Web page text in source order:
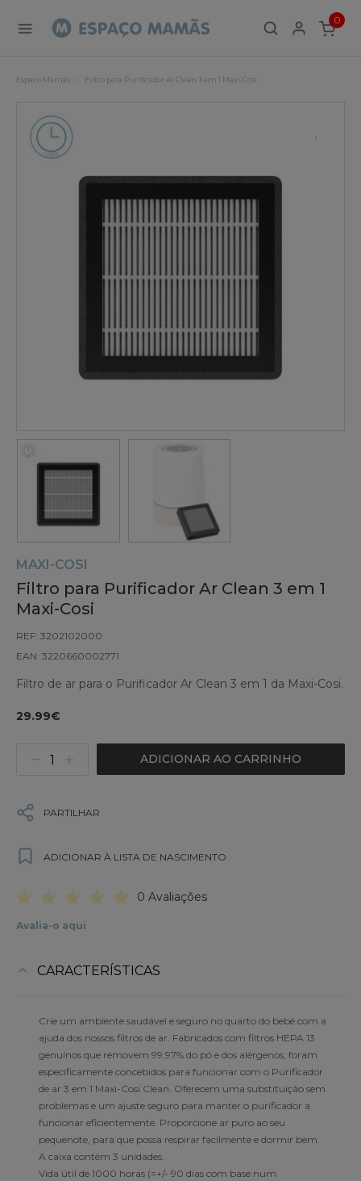
0
ITEMS
Espaço Mamãs Filtro para Purificador Ar Clean 3 em 1 Maxi-Cosi
MAXI-COSI
Filtro para Purificador Ar Clean 3 em 1
Maxi-Cosi
REF: 3202102000
EAN: 3220660002771
Filtro de ar para o Purificador Ar Clean 3 em 1 da Maxi-Cosi.
29.99€
ADICIONAR AO CARRINHO
PARTILHAR
ADICIONAR À LISTA DE NASCIMENTO
0 Avaliações
Avalia-o aqui
CARACTERÍSTICAS
Crie um ambiente saudável e seguro no quarto do bebé com a
ajuda dos nossos filtros de ar. Fabricados com filtros HEPA 13
genuínos que removem 99,97% do pó e dos alérgenos, foram
especificamente concebidos para funcionar com o Purificador
de ar 3 em 1 Maxi-Cosi Clean. Oferecem uma substituição sem
problemas e um ajuste seguro para manter o purificador a
funcionar eficientemente. Proporcione ar puro ao seu
pequenote, para que possa respirar facilmente e dormir bem.
A caixa contém 3 unidades.
Vida útil de 1000 horas (=+/- 90 dias com base num